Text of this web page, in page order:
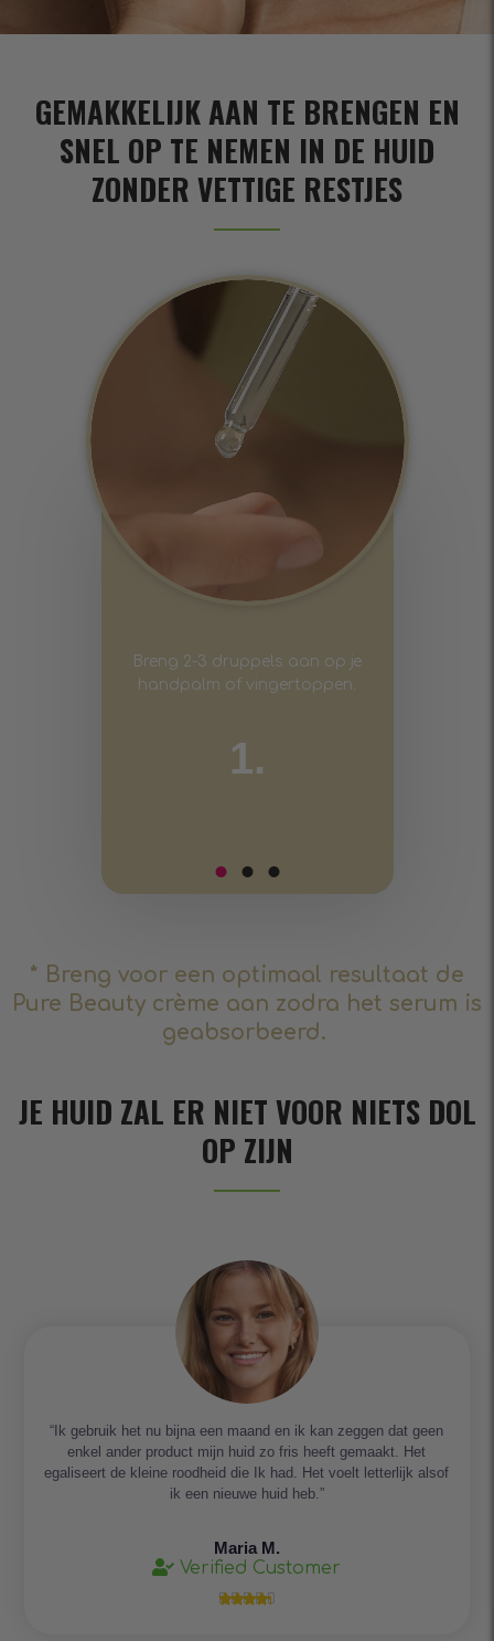
GEMAKKELIJK AAN TE BRENGEN EN
SNEL OP TE NEMEN IN DE HUID
ZONDER VETTIGE RESTJES
Breng 2-3 druppels aan op je
handpalm of vingertoppen.
1.
* Breng voor een optimaal resultaat de
Pure Beauty crème aan zodra het serum is
geabsorbeerd.
JE HUID ZAL ER NIET VOOR NIETS DOL
OP ZIJN
“Ik gebruik het nu bijna een maand en ik kan zeggen dat geen
enkel ander product mijn huid zo fris heeft gemaakt. Het
egaliseert de kleine roodheid die Ik had. Het voelt letterlijk alsof
ik een nieuwe huid heb.”
Maria M.
Verified Customer
    